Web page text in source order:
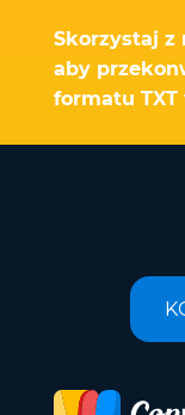
Skorzystaj z
aby
formatu